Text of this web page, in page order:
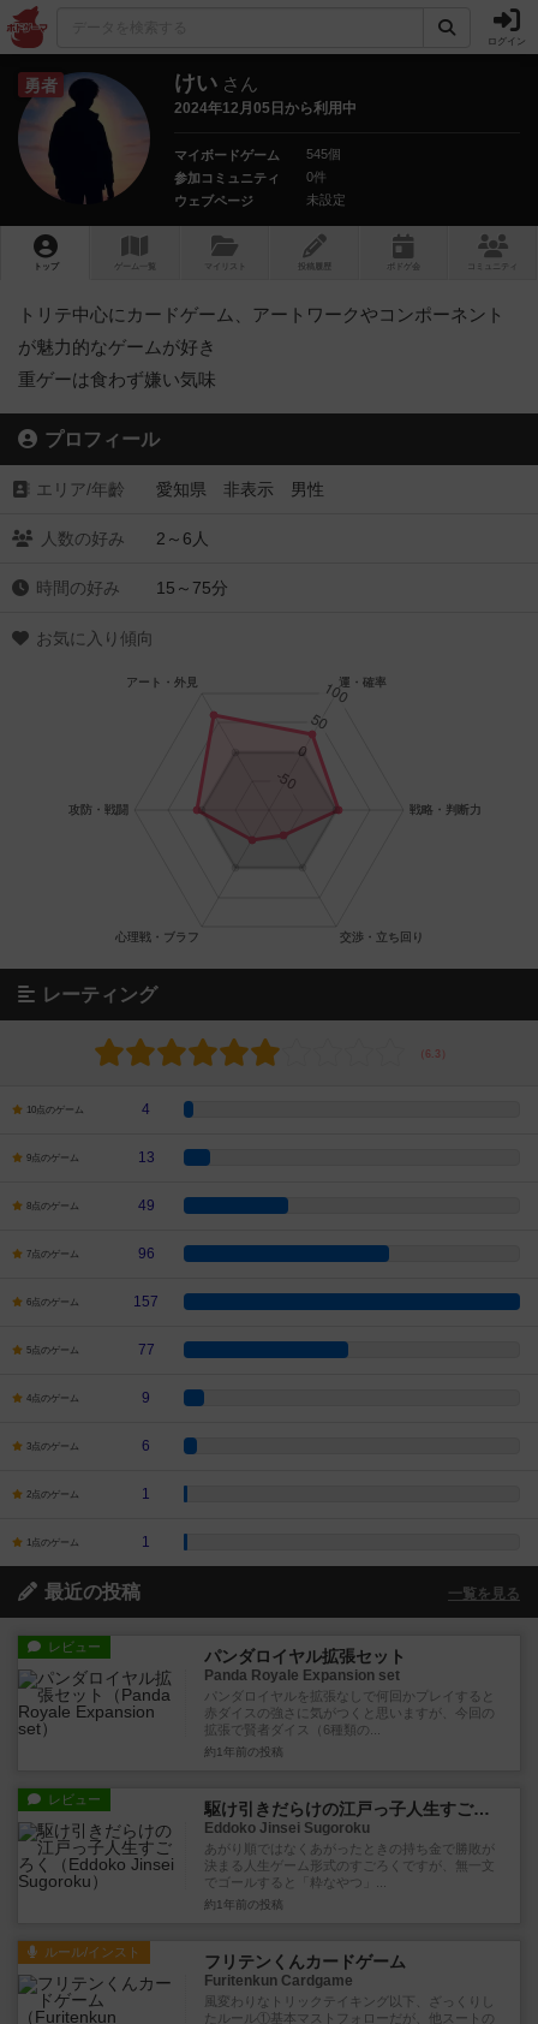
ログイン
勇者 けい さん
2024年12月05日から利用中
マイボードゲーム
545個
参加コミュニティ
0件
ウェブページ
未設定
トップ ゲーム一覧 マイリスト 投稿履歴 ボ ドゲ コミュニティ
トリテ中心にカードゲーム、アートワークやコンポーネント
が魅力的なゲームが好き
重ゲーは食わず嫌い気味
プロフィール
エリア/年齡 愛知県 非表示 男性
人数の好み 2～6人
時間の好み 15～75分
お気に入り傾向
レーティング
10点のゲーム 4
9点のゲーム 13
8点のゲーム 49
7点のゲーム 96
6点のゲーム 157
5点のゲーム 77
4点のゲーム 9
3点のゲーム 6
2点のゲーム 1
1点のゲーム 1
最近の投稿 一覧を見る
レビュー パンダロイヤル拡張セット
Panda Royale Expansion set
パンダロイヤルを拡張なしで何回かプレイすると
赤ダイスの強さに気がつくと思いますが、今回の
拡張で賢者ダイス（6種類の...
約1年前 の投稿
レビュー 駆け引きだらけの江戸っ子人生すごろく
Eddoko Jinsei Sugoroku
あがり順ではなくあがったときの持ち金で勝敗が
決まる人生ゲーム形式のすごろくですが、無一文
でゴールすると「粋なやつ」...
約1年前 の投稿
ルール/インスト フリテンくんカードゲーム
Furitenkun Cardgame
風変わりなトリックテイキング以下、ざっくりし
たルール①基本マストフォローだが、他スートの